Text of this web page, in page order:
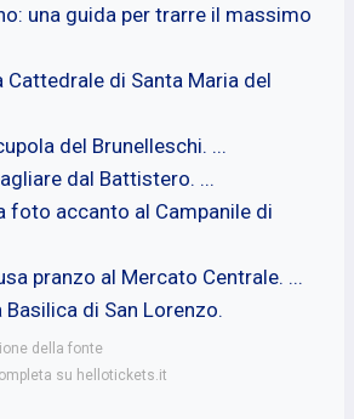
una guida per trarre il massimo
Cattedrale di Santa Maria del
del Brunelleschi. ...
dal Battistero. ...
foto accanto al Campanile di
pranzo al Mercato Centrale. ...
di San Lorenzo.
della fonte
su hellotickets.it